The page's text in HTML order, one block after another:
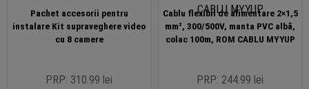
Pachet accesorii pentru
instalare Kit supraveghere video
cu 8 camere
PRP: 310.99 lei
Cablu flexibil de alimentare 2×1,5
mm², 300/500V, manta PVC albă,
colac 100m, ROM CABLU MYYUP
PRP: 244.99 lei